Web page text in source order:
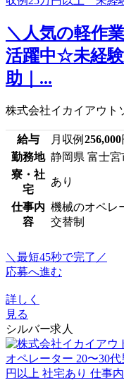
＼人気の軽作
活躍中☆未経
助｜...
株式会社イカイアウト
給与 月収例 256,000
勤務地 静岡県 富士宮
寮・社
宅
あり
仕事内
容
機械のオペレ
交替制
＼最短45秒で完了／
応募へ進む
詳しく
見る
シルバー求人